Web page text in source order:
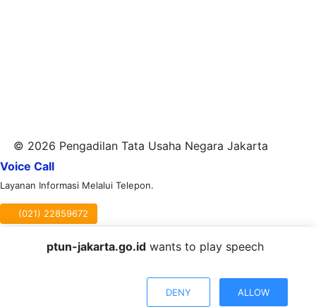
© 2026 Pengadilan Tata Usaha Negara Jakarta
Voice Call
Layanan Informasi Melalui Telepon.
(021) 22859672
Online Chatptun-jakarta.go.id wants to play speech
DENY ALLOW